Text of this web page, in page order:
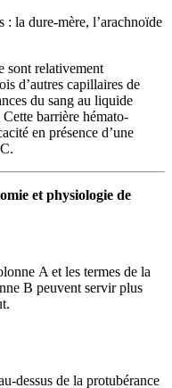
: la dure-mère, l’arachnoïde
sont relativement
d’autres capillaires de
du sang au liquide
barrière hémato-
en présence d’une
et physiologie de
A et les termes de la
B peuvent servir plus
dessus de la protubérance